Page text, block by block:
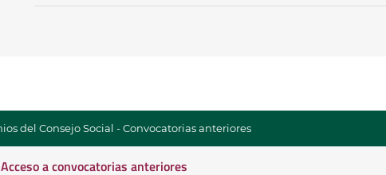
del Consejo Social - Convocatorias anteriores
Acceso a convocatorias anteriores